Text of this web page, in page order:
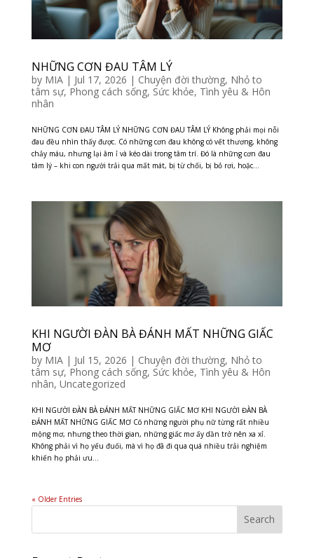
NHỮNG CƠN ĐAU TÂM LÝ
by MIA| Jul 17, 2026 | Chuyện đời thường, Nhỏ to
tâm sự, Phong cách sống, Sức khỏe, Tình yêu & Hôn
nhân
NHỮNG CƠN ĐAU TÂM LÝ NHỮNG CƠN ĐAU TÂM LÝ Không phải mọi nỗi
đau đều nhìn thấy được. Có những cơn đau không có vết thương, không
chảy máu, nhưng lại âm ỉ và kéo dài trong tâm trí. Đó là những cơn đau
tâm lý – khi con người trải qua mất mát, bị từ chối, bị bỏ rơi, hoặc...
KHI NGƯỜI ĐÀN BÀ ĐÁNH MẤT NHỮNG GIẤC
MƠ
by MIA| Jul 15, 2026 | Chuyện đời thường, Nhỏ to
tâm sự, Phong cách sống, Sức khỏe, Tình yêu & Hôn
nhân, Uncategorized
KHI NGƯỜI ĐÀN BÀ ĐÁNH MẤT NHỮNG GIẤC MƠ KHI NGƯỜI ĐÀN BÀ
ĐÁNH MẤT NHỮNG GIẤC MƠ Có những người phụ nữ từng rất nhiều
mộng mơ, nhưng theo thời gian, những giấc mơ ấy dần trở nên xa xỉ.
Không phải vì họ yếu đuối, mà vì họ đã đi qua quá nhiều trải nghiệm
khiến họ phải ưu...
« Older Entries